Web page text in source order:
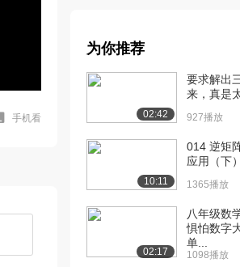
手机看
（下）
[7] 线性代数在智能机器研
制中的应用（上...
[8] 线性代数在智能机器研
制中的应用（中...
[9] 线性代数在智能机器研
制中的应用（下...
为你推荐
02:42
要求解出
来，真是
927播放
10:11
014 逆矩
应用（下）
1365播放
02:17
八年级数
惧怕数字
单...
1098播放